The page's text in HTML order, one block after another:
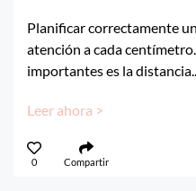
Planificar correctamente
atención a cada
importantes es la distancia...
Leer ahora >
0 Compartir